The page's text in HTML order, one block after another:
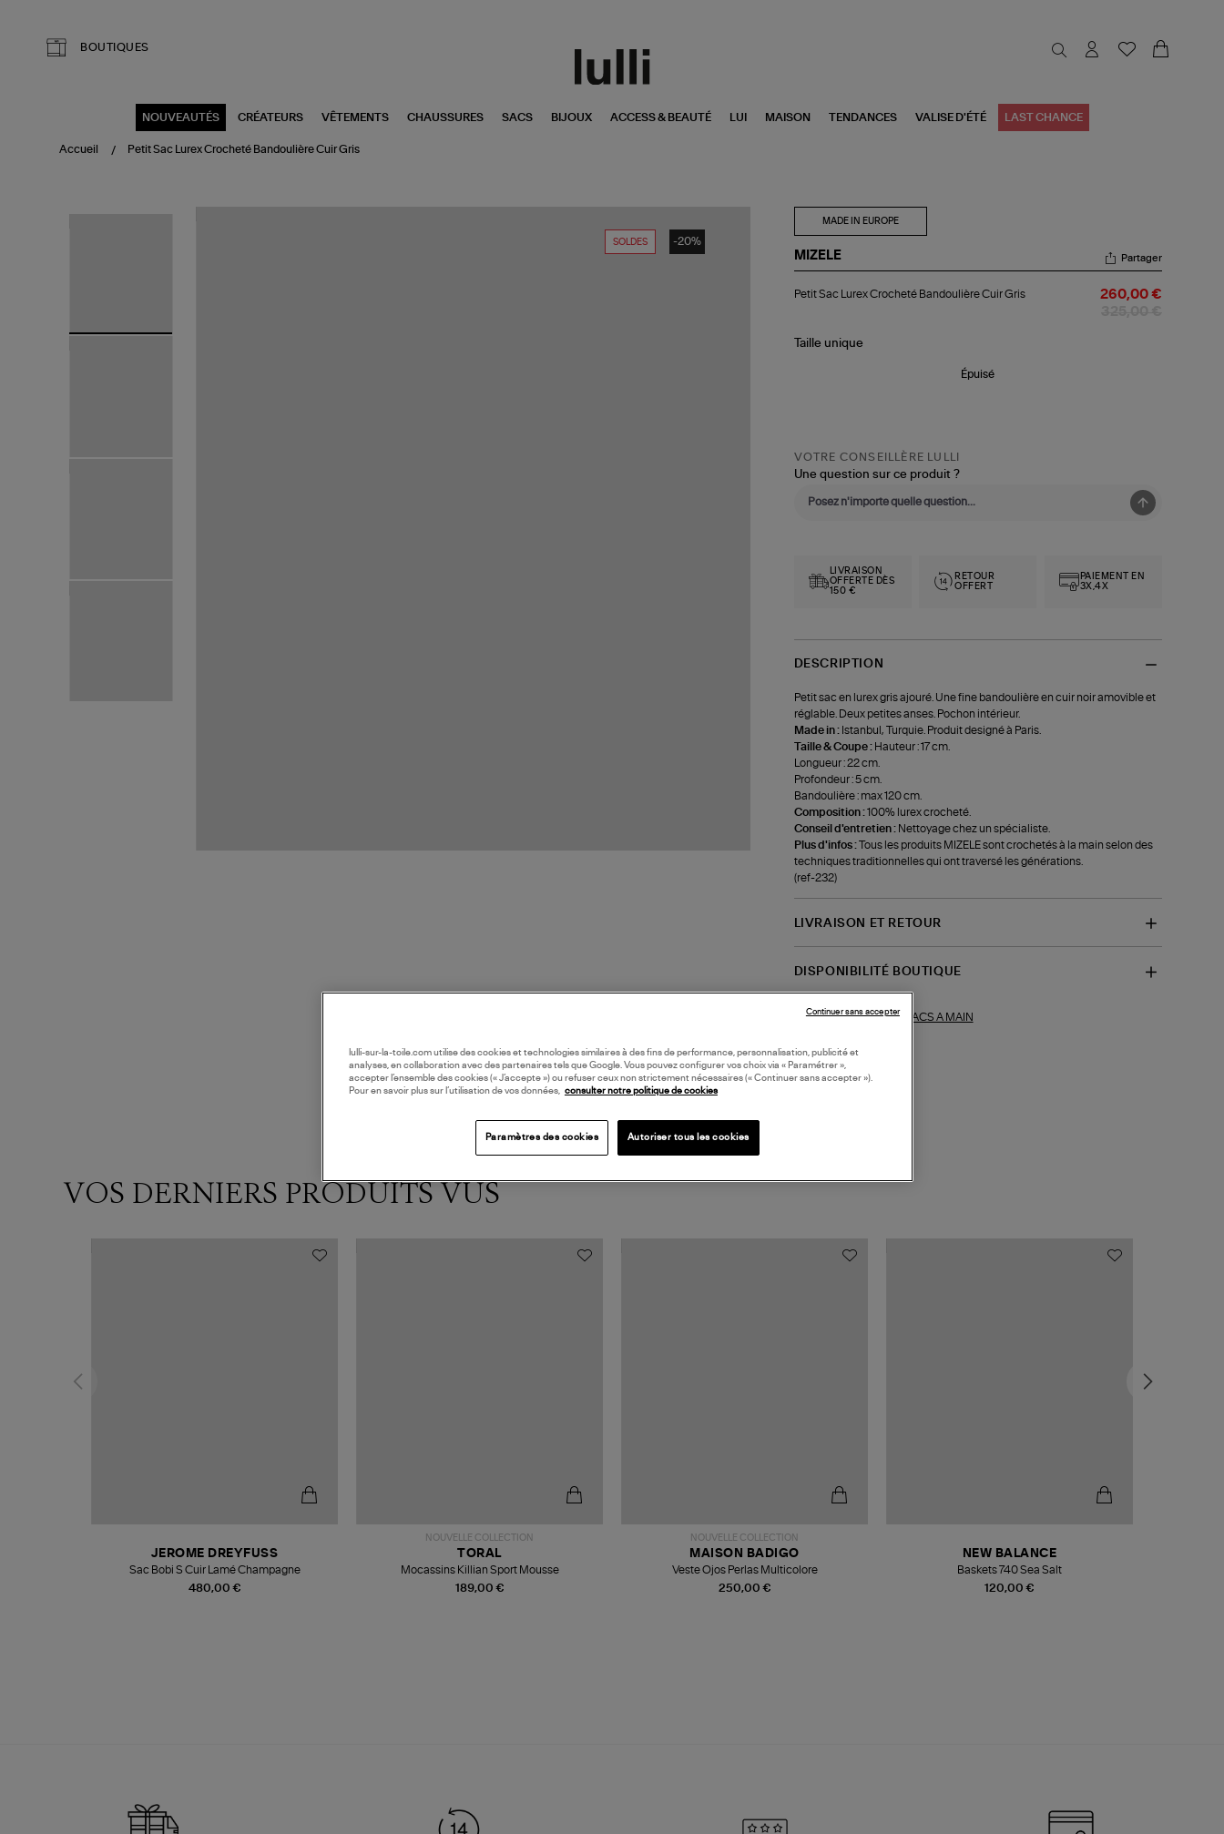
BOUTIQUES
NOUVEAUTÉS CRÉATEURS VÊTEMENTS CHAUSSURES SACS BIJOUX ACCESS & BEAUTÉ LUI MAISON TENDANCES VALISE D'ÉTÉ LAST CHANCE
Accueil Petit Sac Lurex Crocheté Bandoulière Cuir Gris
SOLDES -20%
MADE IN EUROPE
MIZELE
Sac
Bandoulière
Partager
Petit Sac Lurex Crocheté Bandoulière Cuir Gris 260,00 €
Taille unique
Épuisé
VOTRE CONSEILLÈRE LULLI
Une question sur ce produit ?
LIVRAISON
OFFERTE DÈS
150 €
RETOUR
OFFERT
PAIEMENT EN
3X,4X
DESCRIPTION
Petit sac en lurex gris ajouré. Une fine bandoulière en cuir noir amovible et
réglable. Deux petites anses. Pochon intérieur.
Made in : Istanbul, Turquie. Produit designé à Paris.
Taille & Coupe : Hauteur : 17 cm.
Longueur : 22 cm.
Profondeur : 5 cm.
Bandoulière : max 120 cm.
Composition :100% lurex crocheté.
Conseil d'entretien : Nettoyage chez un spécialiste.
Plus d'infos :Tous les produits MIZELE sont crochetés à la main selon des
techniques traditionnelles qui ont traversé les générations.
(ref-232)
LIVRAISON ET RETOUR
DISPONIBILITÉ BOUTIQUE
Collections similaires : SACS A MAIN
VOS DERNIERS PRODUITS VUS
480,00 €
JEROME DREYFUSS
Sac Bobi S Cuir Lamé Champagne
NOUVELLE COLLECTION
189,00 €
TORAL
Mocassins Killian Sport Mousse
NOUVELLE COLLECTION
250,00 €
MAISON BADIGO
Veste Ojos Perlas Multicolore
120,00 €
NEW BALANCE
Baskets 740 Sea Salt
lulli-sur-la-toile.com utilise des cookies et technologies similaires à des fins de performance, personnalisation, publicité et
analyses, en collaboration avec des partenaires tels que Google. Vous pouvez configurer vos choix via « Paramétrer »,
accepter l’ensemble des cookies (« J’accepte ») ou refuser ceux non strictement nécessaires (« Continuer sans accepter »).
Pour en savoir plus sur l’utilisation de vos données, consulter notre politique de cookies
Paramètres des cookies Autoriser tous les cookies
Continuer sans accepter